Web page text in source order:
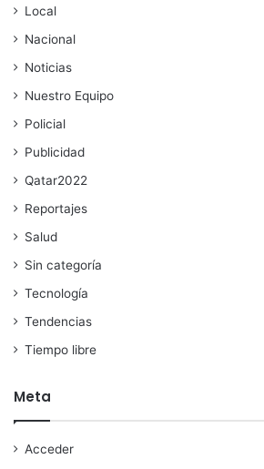
Local
Nacional
Noticias
Nuestro Equipo
Policial
Publicidad
Qatar2022
Reportajes
Salud
Sin categoría
Tecnología
Tendencias
Tiempo libre
Meta
Acceder